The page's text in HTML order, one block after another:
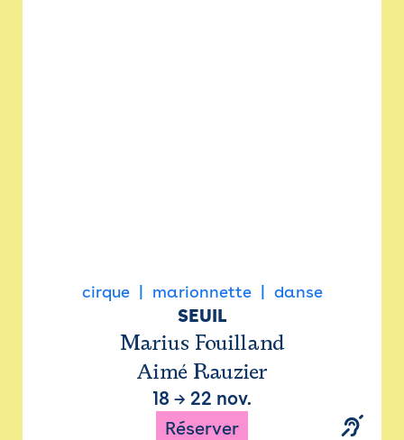
cirque marionnette danse
SEUIL
Marius Fouilland
Aimé Rauzier
18 → 22 nov.
Réserver